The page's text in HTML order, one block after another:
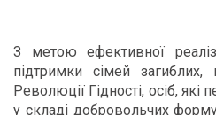
З метою ефективної
підтримки сімей загиблих,
Революції Гідності, осіб,
у складі добровольчих